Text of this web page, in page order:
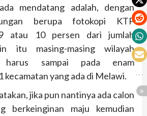
mendatang adalah, dengan
berupa fotokopi KTP
atau 10 persen dari jumlah
itu masing-masing wilayah
harus sampai pada enam
kecamatan yang ada di Melawi.
jika pun nantinya ada calon
berkeinginan maju kemudian